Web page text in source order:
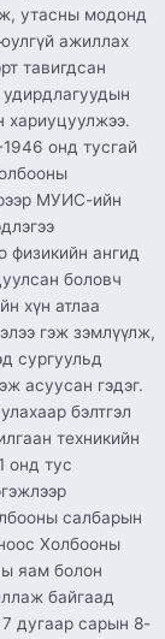
утасны модонд
ажиллах
тавигдсан
хариуцуулжээ.
1946 онд тусгай
МУИС-ийн
физикийн ангид
боловч
хүн атлаа
гэж зэмлүүлж,
сургуульд
асуусан гэдэг.
бэлтгэл
техникийн
онд тус
салбарын
Холбооны
яам болон
байгаад
дугаар сарын 8-